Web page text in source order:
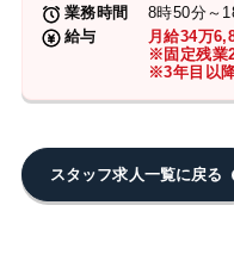
業務時間
8時50分～
給与
月給34万
※固定残業
※3年目以
スタッフ求人一覧に戻る